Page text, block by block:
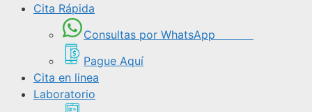
Cita Rápida
Consultas por WhatsApp
Pague Aquí
Cita en linea
Laboratorio